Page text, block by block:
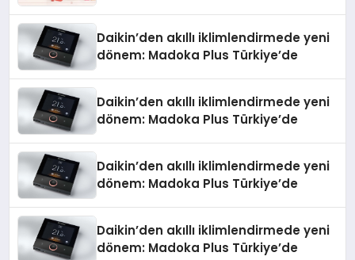
Daikin’den akıllı iklimlendirmede yeni
dönem: Madoka Plus Türkiye’de
Daikin’den akıllı iklimlendirmede yeni
dönem: Madoka Plus Türkiye’de
Daikin’den akıllı iklimlendirmede yeni
dönem: Madoka Plus Türkiye’de
Daikin’den akıllı iklimlendirmede yeni
dönem: Madoka Plus Türkiye’de